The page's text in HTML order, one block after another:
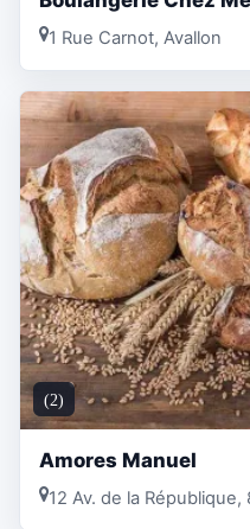
1 Rue Carnot, Avallon
(2)
Amores Manuel
12 Av. de la